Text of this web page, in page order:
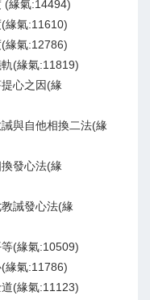
(緣氣:14494)
緣氣:11610)
緣氣:12786)
(緣氣:11819)
心之因(緣
與自他相換二法(緣
發心法(緣
誡發心法(緣
(緣氣:10509)
緣氣:11786)
(緣氣:11123)